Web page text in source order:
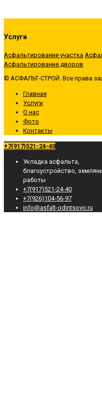
Услуги
Асфальтирование участка
Асфальтирование дворов
© АСФАЛЬТ-СТРОЙ. Все права
Главная
Услуги
О нас
Фото
Контакты
+7(917)521-24-40
Укладка асфальта,
благоустройство,
работы
+7(917)521-24-40
+7(926)104-56-97
info@asfalt-odintsovo.ru